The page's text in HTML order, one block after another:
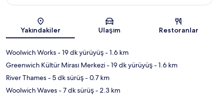
Harita
Yakındakiler Ulaşım Restoranlar
Woolwich Works- 19 dk yürüyüş- 1.6 km
Greenwich Kültür Mirası Merkezi- 19 dk yürüyüş- 1.6 km
River Thames- 5 dk sürüş- 0.7 km
Woolwich Waves- 7 dk sürüş- 2.3 km